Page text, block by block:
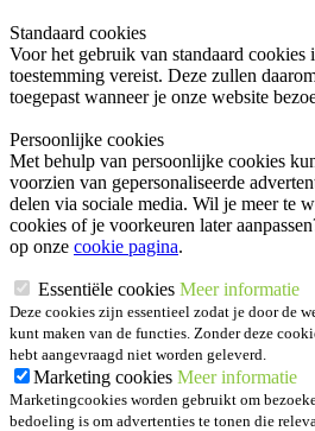
Standaard cookies
Voor het gebruik van standaard cookies
toestemming vereist. Deze zullen
toegepast wanneer je onze website
Persoonlijke cookies
Met behulp van persoonlijke cookies
voorzien van gepersonaliseerde
delen via sociale media. Wil je meer te
cookies of je voorkeuren later
op onze cookie pagina.
Essentiële cookies Meer informatie
Deze cookies zijn essentieel zodat je door de
kunt maken van de functies. Zonder deze
hebt aangevraagd niet worden geleverd.
Marketing cookies Meer informatie
Marketingcookies worden gebruikt om
bedoeling is om advertenties te tonen die